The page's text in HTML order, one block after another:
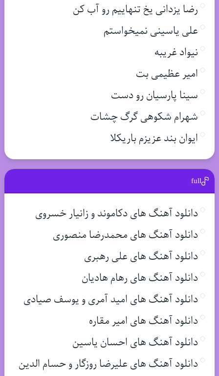
رضا یزدانی یخ تنهاییم رو آب کن
علی یاسینی نمیخواستم
نیواد غریبه
امیر عظیمی بت
سینا پارسیان رو دست
شهرام شکوهی گرگ چشات
ایوان بند عزیزم باریکلا
full
دانلود آهنگ های دکاموند و زانیار خسروی
دانلود آهنگ های محمدرضا منصوری
دانلود آهنگ های علی رهبری
دانلود آهنگ های رهام هادیان
دانلود آهنگ های امید آمری و یوسف صیادی
دانلود آهنگ های امیر مقاره
دانلود آهنگ های احسان یاسین
دانلود آهنگ های علیرضا روزگار و حسام الدین